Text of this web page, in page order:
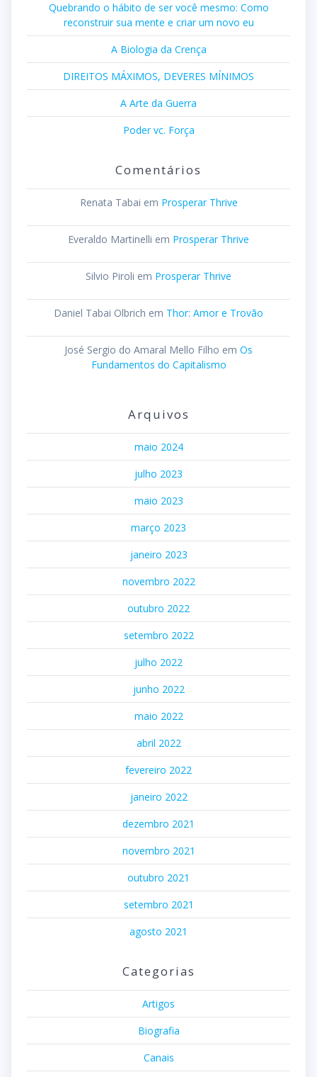
Quebrando o hábito de ser você mesmo: Como
reconstruir sua mente e criar um novo eu
A Biologia da Crença
DIREITOS MÁXIMOS, DEVERES MÍNIMOS
A Arte da Guerra
Poder vc. Força
Comentários
Renata Tabai em Prosperar Thrive
Everaldo Martinelli em Prosperar Thrive
Silvio Piroli em Prosperar Thrive
Daniel Tabai Olbrich em Thor: Amor e Trovão
José Sergio do Amaral Mello Filho em Os
Fundamentos do Capitalismo
Arquivos
maio 2024
julho 2023
maio 2023
março 2023
janeiro 2023
novembro 2022
outubro 2022
setembro 2022
julho 2022
junho 2022
maio 2022
abril 2022
fevereiro 2022
janeiro 2022
dezembro 2021
novembro 2021
outubro 2021
setembro 2021
agosto 2021
Categorias
Artigos
Biografia
Canais